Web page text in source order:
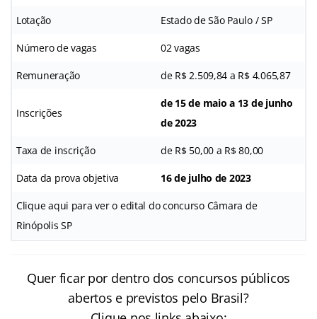
Lotação Estado de São Paulo / SP
Número de vagas 02 vagas
Remuneração de R$ 2.509,84 a R$ 4.065,87
Inscrições
de 15 de maio a 13 de junho
de 2023
Taxa de inscrição de R$ 50,00 a R$ 80,00
Data da prova objetiva 16 de julho de 2023
Clique aqui para ver o edital do concurso Câmara de
Rinópolis SP
Quer ficar por dentro dos concursos públicos
abertos e previstos pelo Brasil?